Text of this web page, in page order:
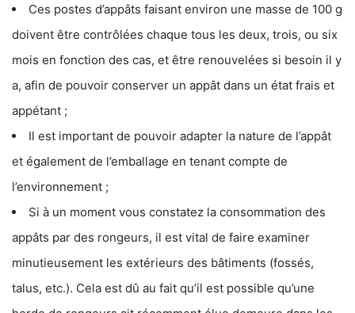
Ces postes d’appâts faisant environ une masse de 100 g
doivent être contrôlées chaque tous les deux, trois, ou six
mois en fonction des cas, et être renouvelées si besoin il y
a, afin de pouvoir conserver un appât dans un état frais et
appétant ;
Il est important de pouvoir adapter la nature de l’appât
et également de l’emballage en tenant compte de
l’environnement ;
Si à un moment vous constatez la consommation des
appâts par des rongeurs, il est vital de faire examiner
minutieusement les extérieurs des bâtiments (fossés,
talus, etc.). Cela est dû au fait qu’il est possible qu’une